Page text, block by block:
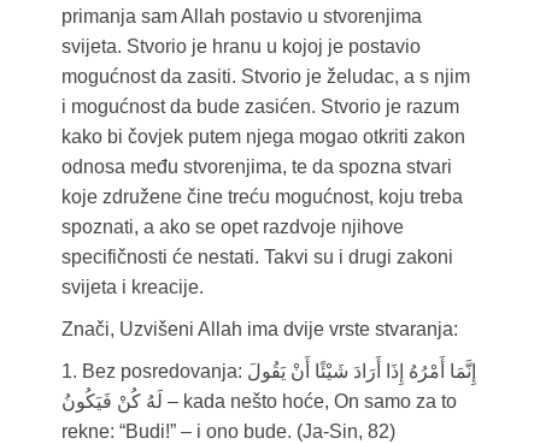
primanja sam Allah postavio u stvorenjima
svijeta. Stvorio je hranu u kojoj je postavio
mogućnost da zasiti. Stvorio je želudac, a s njim
i mogućnost da bude zasićen. Stvorio je razum
kako bi čovjek putem njega mogao otkriti zakon
odnosa među stvorenjima, te da spozna stvari
koje združene čine treću mogućnost, koju treba
spoznati, a ako se opet razdvoje njihove
specifičnosti će nestati. Takvi su i drugi zakoni
svijeta i kreacije.
Znači, Uzvišeni Allah ima dvije vrste stvaranja:
1. Bez posredovanja: إِنَّمَا أَمْرُهُ إِذَا أَرَادَ شَيْئًا أَنْ يَقُولَ
لَهُ كُنْ فَيَكُونُ – kada nešto hoće, On samo za to
rekne: “Budi!” – i ono bude. (Ja-Sin, 82)